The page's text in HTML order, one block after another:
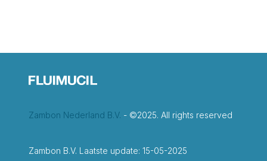
Zambon Nederland B.V. - ©2025. All rights reserved
Zambon B.V. Laatste update: 15-05-2025